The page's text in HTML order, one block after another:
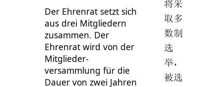
Der Ehrenrat setzt sich
aus drei Mitgliedern
zusammen. Der
Ehrenrat wird von der
Mitglieder-
versammlung für die
Dauer von zwei Jahren
将采
取多
数制
选
举，
被选